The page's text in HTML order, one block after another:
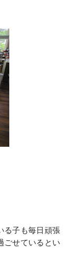
る子も毎日頑張
ごせているとい